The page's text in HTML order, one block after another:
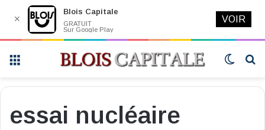
Switch
essai nucléaire
✕
Blois Capitale
GRATUIT
Sur Google Play
VOIR